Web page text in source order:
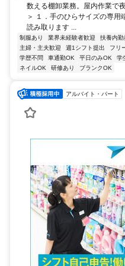
数える棚卸業務。屋内作業で
＞ １．手のひらサイズの専
読み取ります ...
制服あり 業界未経験者歓迎 扶養内勤
主婦・主夫歓迎
週1シフト提出 フリ
学歴不問
車通勤OK 平日のみOK 学
ネイルOK
研修あり ブランクOK
アルバイト・パート